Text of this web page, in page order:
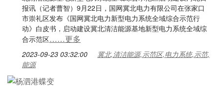
报讯（记者曹智）9月22日，国网冀北电力有限公司在张家口
市崇礼区发布《国网冀北电力新型电力系统全域综合示范行
动》白皮书，启动建设冀北清洁能源基地新型电力系统全域综
合示范区……更多
2023-09-23 03:32:00
冀北,清洁能源,示范区,电力系统,示范,
能源